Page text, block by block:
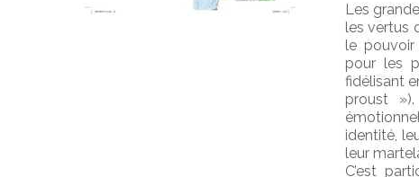
Les
les vertus
le pouvoir
pour les
fidélisant
proust
identité,
leur
C’est